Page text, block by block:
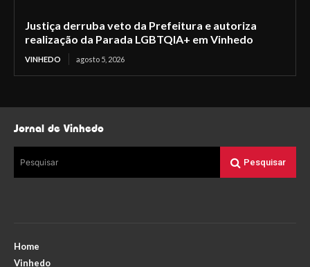
Justiça derruba veto da Prefeitura e autoriza
realização da Parada LGBTQIA+ em Vinhedo
VINHEDO agosto 5, 2026
Jornal de Vinhedo
Pesquisar Pesquisar
Home
Vinhedo